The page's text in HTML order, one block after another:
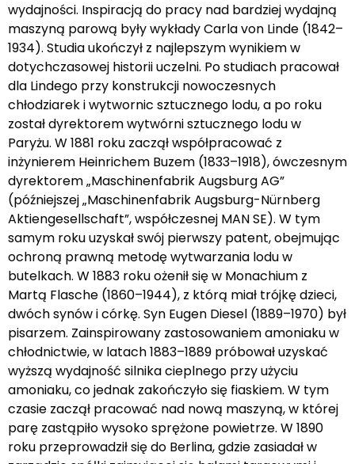
wydajności. Inspiracją do pracy nad bardziej wydajną
maszyną parową były wykłady Carla von Linde (1842–
1934). Studia ukończył z najlepszym wynikiem w
dotychczasowej historii uczelni. Po studiach pracował
dla Lindego przy konstrukcji nowoczesnych
chłodziarek i wytwornic sztucznego lodu, a po roku
został dyrektorem wytwórni sztucznego lodu w
Paryżu. W 1881 roku zaczął współpracować z
inżynierem Heinrichem Buzem (1833–1918), ówczesnym
dyrektorem „Maschinenfabrik Augsburg AG”
(późniejszej „Maschinenfabrik Augsburg-Nürnberg
Aktiengesellschaft”, współczesnej MAN SE). W tym
samym roku uzyskał swój pierwszy patent, obejmując
ochroną prawną metodę wytwarzania lodu w
butelkach. W 1883 roku ożenił się w Monachium z
Martą Flasche (1860–1944), z którą miał trójkę dzieci,
dwóch synów i córkę. Syn Eugen Diesel (1889–1970) był
pisarzem. Zainspirowany zastosowaniem amoniaku w
chłodnictwie, w latach 1883–1889 próbował uzyskać
wyższą wydajność silnika cieplnego przy użyciu
amoniaku, co jednak zakończyło się fiaskiem. W tym
czasie zaczął pracować nad nową maszyną, w której
parę zastąpiło wysoko sprężone powietrze. W 1890
roku przeprowadził się do Berlina, gdzie zasiadał w